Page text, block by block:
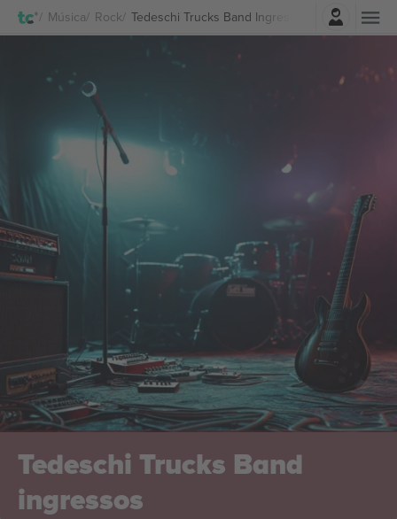
Música Rock Tedeschi Trucks Band Ingressos
Entrar
Tedeschi Trucks Band
ingressos